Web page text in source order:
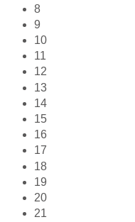
8
9
10
11
12
13
14
15
16
17
18
19
20
21